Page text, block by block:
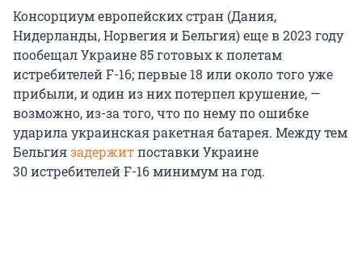
Консорциум европейских стран (Дания,
Нидерланды, Норвегия и Бельгия) ещев 2023 году
пообещал Украине85 готовыхк полетам
истребителейF-16;первые 18 или около того уже
прибыли, и один из них потерпел крушение, —
возможно, из-за того, что по нему по ошибке
ударила украинская ракетная батарея. Между тем
Бельгиязадержитпоставки Украине
30 истребителейF-16минимум на год.